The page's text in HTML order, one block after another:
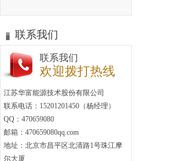
联系我们
联系我们
欢迎拨打热线
江苏华富能源技术股份有限公司
联系电话：15201201450（杨经理）
QQ：470659080
邮箱：470659080qq.com
地址：北京市昌平区北清路1号珠江摩
尔大厦